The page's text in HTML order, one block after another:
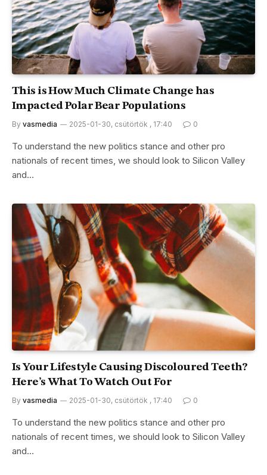
This is How Much Climate Change has
Impacted Polar Bear Populations
By vasmedia 2025-01-30, csütörtök , 17:40 0
To understand the new politics stance and other pro
nationals of recent times, we should look to Silicon Valley
and…
Is Your Lifestyle Causing Discoloured Teeth?
Here’s What To Watch Out For
By vasmedia 2025-01-30, csütörtök , 17:40 0
To understand the new politics stance and other pro
nationals of recent times, we should look to Silicon Valley
and…